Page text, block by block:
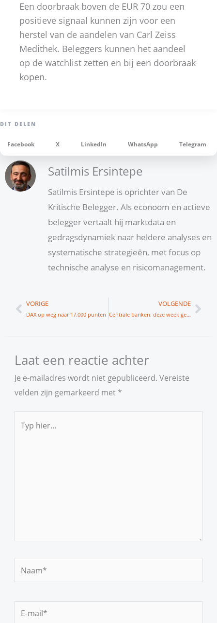
Een doorbraak boven de EUR 70 zou een
positieve signaal kunnen zijn voor een
herstel van de aandelen van Carl Zeiss
Medithek. Beleggers kunnen het aandeel
op de watchlist zetten en bij een doorbraak
kopen.
Facebook X LinkedIn WhatsApp Telegram
Satilmis Ersintepe
Satilmis Ersintepe is oprichter van De
Kritische Belegger. Als econoom en actieve
belegger vertaalt hij marktdata en
gedragsdynamiek naar heldere analyses en
systematische strategieën, met focus op
technische analyse en risicomanagement.
Vorige
VORIGE
DAX op weg naar 17.000 punten
VOLGENDE
Centrale banken: deze week geen renteverlagingen
Laat een reactie achter
Je e-mailadres wordt niet gepubliceerd. Vereiste
velden zijn gemarkeerd met *
hier...